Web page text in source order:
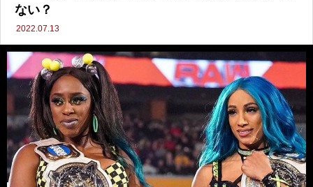
ない？
2022.07.13